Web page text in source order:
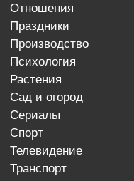
отношения
праздники
производство
психология
растения
сад и огород
сериалы
спорт
телевидение
транспорт